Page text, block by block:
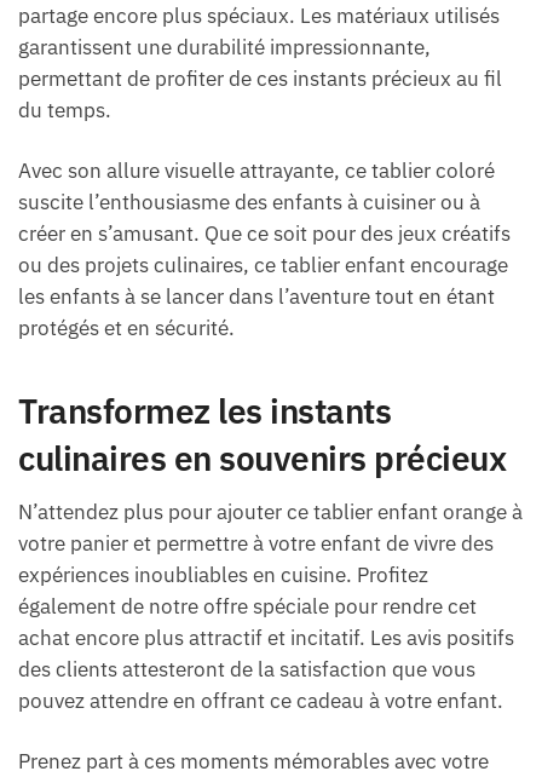
partage encore plus spéciaux. Les matériaux utilisés
garantissent une durabilité impressionnante,
permettant de profiter de ces instants précieux au fil
du temps.
Avec son allure visuelle attrayante, ce tablier coloré
suscite l’enthousiasme des enfants à cuisiner ou à
créer en s’amusant. Que ce soit pour des jeux créatifs
ou des projets culinaires, ce tablier enfant encourage
les enfants à se lancer dans l’aventure tout en étant
protégés et en sécurité.
Transformez les instants
culinaires en souvenirs précieux
N’attendez plus pour ajouter ce tablier enfant orange à
votre panier et permettre à votre enfant de vivre des
expériences inoubliables en cuisine. Profitez
également de notre offre spéciale pour rendre cet
achat encore plus attractif et incitatif. Les avis positifs
des clients attesteront de la satisfaction que vous
pouvez attendre en offrant ce cadeau à votre enfant.
Prenez part à ces moments mémorables avec votre